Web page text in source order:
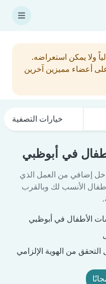
ولا يمكن استعراضه.
أعضاء مميزين آخرين
خيارات التصفية
في أبوظبي
إضافي من العمل الذي
الأنسب لك وبالقرب
من الهوية الإلزامي